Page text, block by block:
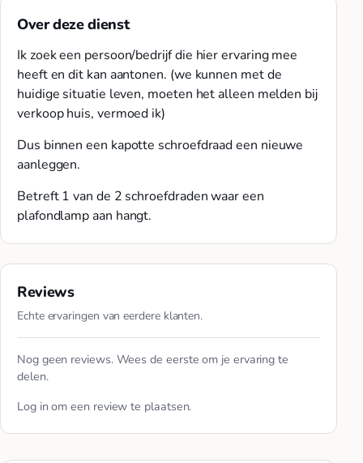
Over deze dienst
Ik zoek een persoon/bedrijf die hier ervaring mee
heeft en dit kan aantonen. (we kunnen met de
huidige situatie leven, moeten het alleen melden bij
verkoop huis, vermoed ik)
Dus binnen een kapotte schroefdraad een nieuwe
aanleggen.
Betreft 1 van de 2 schroefdraden waar een
plafondlamp aan hangt.
Reviews
Echte ervaringen van eerdere klanten.
Nog geen reviews. Wees de eerste om je ervaring te
delen.
Log in om een review te plaatsen.